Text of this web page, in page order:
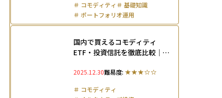
＃ コモディティ ＃基礎知識
＃ポートフォリオ運用
＃オルタナティブ投資
国内で買えるコモディティ
ETF・投資信託を徹底比較｜
選び方【2025年版】
2025.12.30難易度:
＃ コモディティ